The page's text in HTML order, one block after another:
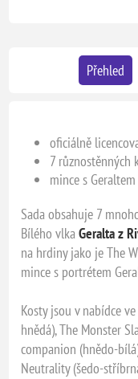
Přehled
oficiálně
7 různostěnných
mince s Geraltem
Sada obsahuje 7
Bílého vlkaGeralta z
na hrdiny jako je The
mince s portrétem
Kosty jsou v nabídce
hnědá), The Monster
companion (hnědo-
Neutrality (šedo-